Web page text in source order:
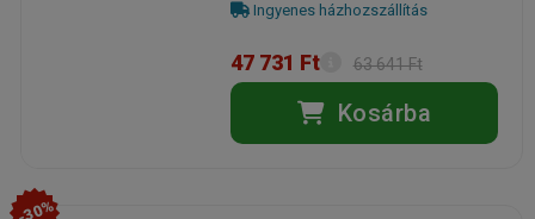
Ingyenes házhozszállítás
47 731 Ft 63 641 Ft
Kosárba
-30%